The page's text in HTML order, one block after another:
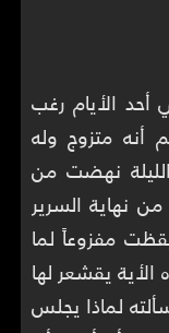
الأيام رغب
متزوج وله
نهضت من
نهاية السرير
مفزوعاً لما
الأية يقشعر لها
لماذا يجلس